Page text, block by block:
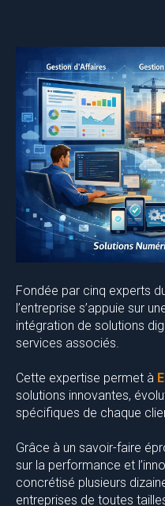
Fondée par cinq experts
l’entreprise s’appuie sur
intégration de solutions
services associés.
Cette expertise permet à
solutions innovantes,
spécifiques de chaque
Grâce à un savoir-faire
sur la performance et
concrétisé plusieurs
entreprises de toutes